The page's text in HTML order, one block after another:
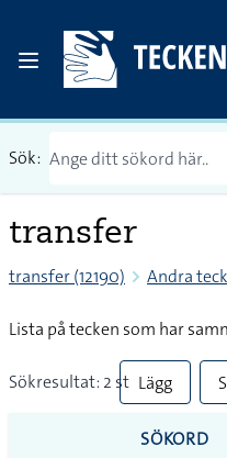
Sök:
transfer
transfer (12190) Andra
Lista på tecken som har
Sökresultat: 2 st Lägg
till
SÖKORD